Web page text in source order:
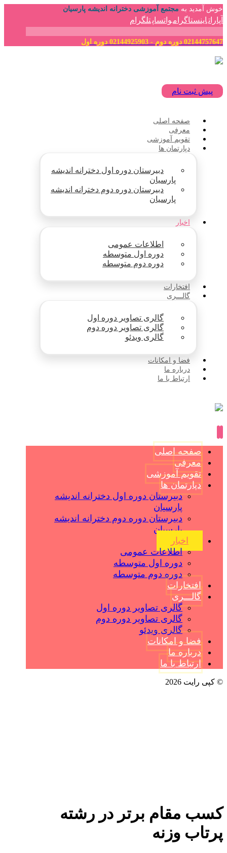
خوش آمدید به مجتمع آموزشی دخترانه اندیشه پارسیان
آپاراتاینستاگرامواتساپتلگرام
02144757647 دوره دوم - 02144925903 دوره اول
پیش ثبت نام
صفحه اصلی
معرفی
تقویم آموزشی
دپارتمان ها
دبیرستان دوره اول دخترانه اندیشه
پارسیان
دبیرستان دوره دوم دخترانه اندیشه
پارسیان
اخبار
اطلاعات عمومی
دوره اول متوسطه
دوره دوم متوسطه
افتخارات
گالـــری
گالری تصاویر دوره اول
گالری تصاویر دوره دوم
گالری ویدئو
فضا و امکانات
درباره ما
ارتباط با ما
صفحه اصلی
معرفی
تقویم آموزشی
دپارتمان ها
دبیرستان دوره اول دخترانه اندیشه
پارسیان
دبیرستان دوره دوم دخترانه اندیشه
پارسیان
اخبار
اطلاعات عمومی
دوره اول متوسطه
دوره دوم متوسطه
افتخارات
گالـــری
گالری تصاویر دوره اول
گالری تصاویر دوره دوم
گالری ویدئو
فضا و امکانات
درباره ما
ارتباط با ما
© کپی رایت 2026
کسب مقام برتر در رشته
پرتاب وزنه